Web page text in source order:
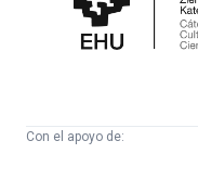
Cultura
Científica
Con el apoyo de: